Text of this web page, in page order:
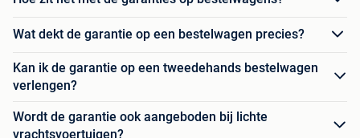
Wat dekt de garantie op een bestelwagen precies?
Kan ik de garantie op een tweedehands bestelwagen
verlengen?
Wordt de garantie ook aangeboden bij lichte
vrachtsvoertuigen?